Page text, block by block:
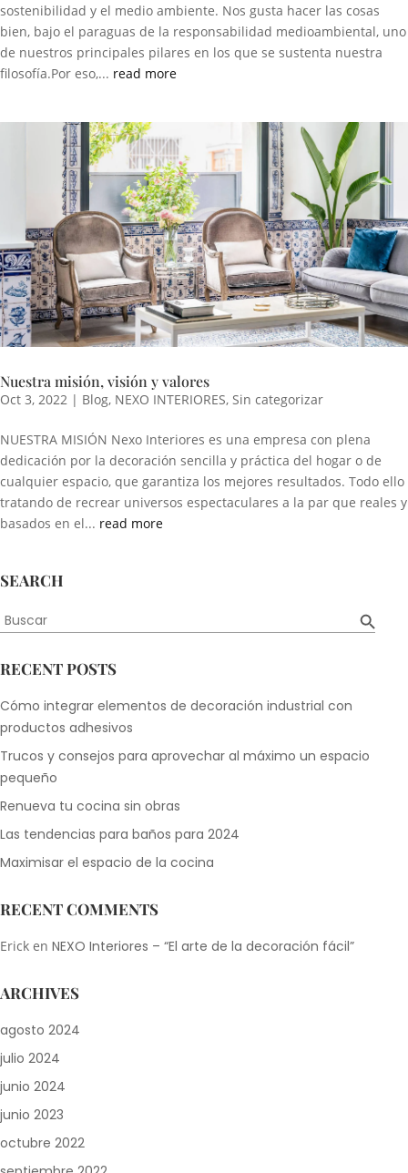
sostenibilidad y el medio ambiente. Nos gusta hacer las cosas
bien, bajo el paraguas de la responsabilidad medioambiental, uno
de nuestros principales pilares en los que se sustenta nuestra
filosofía.Por eso,... read more
Nuestra misión, visión y valores
Oct 3, 2022 | Blog, NEXO INTERIORES, Sin categorizar
NUESTRA MISIÓN Nexo Interiores es una empresa con plena
dedicación por la decoración sencilla y práctica del hogar o de
cualquier espacio, que garantiza los mejores resultados. Todo ello
tratando de recrear universos espectaculares a la par que reales y
basados en el... read more
SEARCH
RECENT POSTS
Cómo integrar elementos de decoración industrial con
productos adhesivos
Trucos y consejos para aprovechar al máximo un espacio
pequeño
Renueva tu cocina sin obras
Las tendencias para baños para 2024
Maximisar el espacio de la cocina
RECENT COMMENTS
Erick en NEXO Interiores – “El arte de la decoración fácil”
ARCHIVES
agosto 2024
julio 2024
junio 2024
junio 2023
octubre 2022